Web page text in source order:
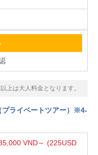
上は大人料金となります。
ライベートツアー）※4-
VND～ (225USD